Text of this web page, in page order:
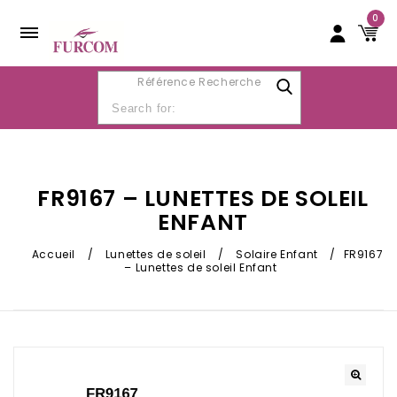
0
Référence Recherche
FR9167 – LUNETTES DE SOLEIL
ENFANT
Accueil / Lunettes de soleil / Solaire Enfant /
FR9167
– Lunettes de soleil Enfant